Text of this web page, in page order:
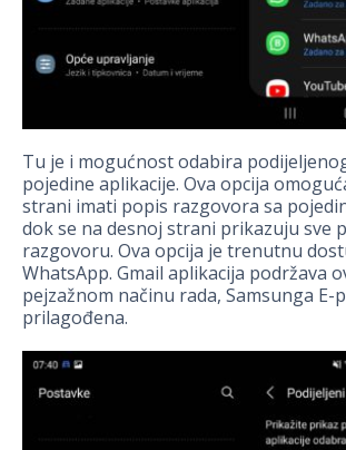
Tu je i mogućnost odabira
pojedine aplikacije. Ova opcija
strani imati popis razgovora sa
dok se na desnoj strani prikazuju sve
razgovoru. Ova opcija je trenutnu
WhatsApp. Gmail aplikacija podržava
pejzažnom načinu rada, Samsunga E-
prilagođena.